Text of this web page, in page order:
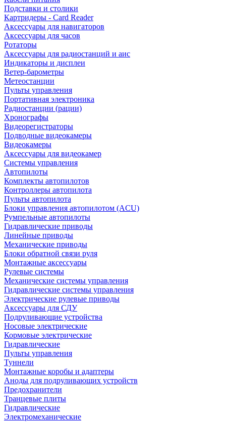
Подставки и столики
Картридеры - Card Reader
Аксессуары для навигаторов
Аксессуары для часов
Ротаторы
Аксессуары для радиостанций и аис
Индикаторы и дисплеи
Ветер-барометры
Метеостанции
Пульты управления
Портативная электроника
Радиостанции (рации)
Хронографы
Видеорегистраторы
Подводные видеокамеры
Видеокамеры
Аксессуары для видеокамер
Системы управления
Автопилоты
Комплекты автопилотов
Контроллеры автопилота
Пульты автопилота
Блоки управления автопилотом (ACU)
Румпельные автопилоты
Гидравлические приводы
Линейные приводы
Механические приводы
Блоки обратной связи руля
Монтажные аксессуары
Рулевые системы
Механические системы управления
Гидравлические системы управления
Электрические рулевые приводы
Аксессуары для СДУ
Подруливающие устройства
Носовые электрические
Кормовые электрические
Гидравлические
Пульты управления
Туннели
Монтажные коробы и адаптеры
Аноды для подруливающих устройств
Предохранители
Транцевые плиты
Гидравлические
Электромеханические